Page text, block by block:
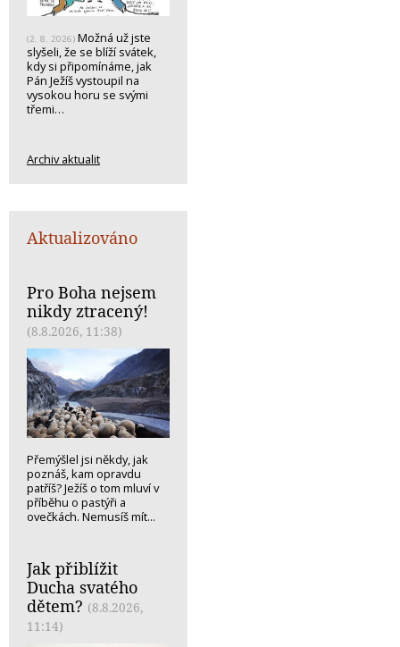
(2. 8. 2026) Možná už jste
slyšeli, že se blíží svátek,
kdy si připomínáme, jak
Pán Ježíš vystoupil na
vysokou horu se svými
třemi…
Archiv aktualit
Aktualizováno
Pro Boha nejsem
nikdy ztracený!
(8.8.2026, 11:38)
Přemýšlel jsi někdy, jak
poznáš, kam opravdu
patříš? Ježíš o tom mluví v
příběhu o pastýři a
ovečkách. Nemusíš mít...
Jak přiblížit
Ducha svatého
dětem? (8.8.2026,
11:14)